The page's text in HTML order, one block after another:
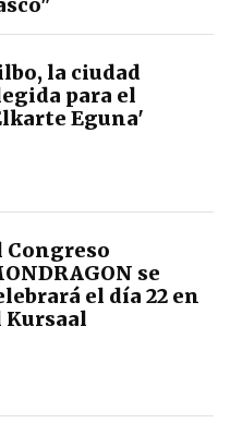
la ciudad
para el
Eguna'
Congreso
se
el día 22 en
Kursaal